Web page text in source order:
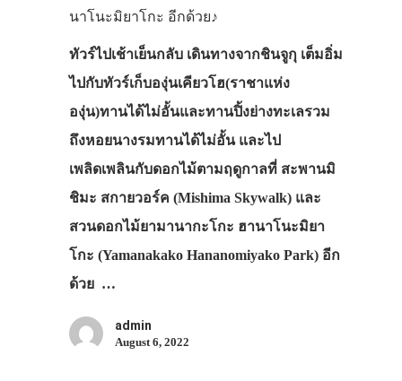
นาโนะมิยาโกะ อีกด้วย♪
ทัวร์ไปเช้าเย็นกลับ เดินทางจากชินจูกุ เต็มอิ่ม
ไปกับทัวร์เก็บองุ่นเคียวโฮ(ราชาแห่ง
องุ่น)ทานได้ไม่อั้นและทานปิ้งย่างทะเลรวม
ถึงหอยนางรมทานได้ไม่อั้น และไป
เพลิดเพลินกับดอกไม้ตามฤดูกาลที่ สะพานมิ
ชิมะ สกายวอร์ค (Mishima Skywalk) และ
สวนดอกไม้ยามานากะโกะ ฮานาโนะมิยา
โกะ (Yamanakako Hananomiyako Park) อีก
ด้วย …
admin
August 6, 2022